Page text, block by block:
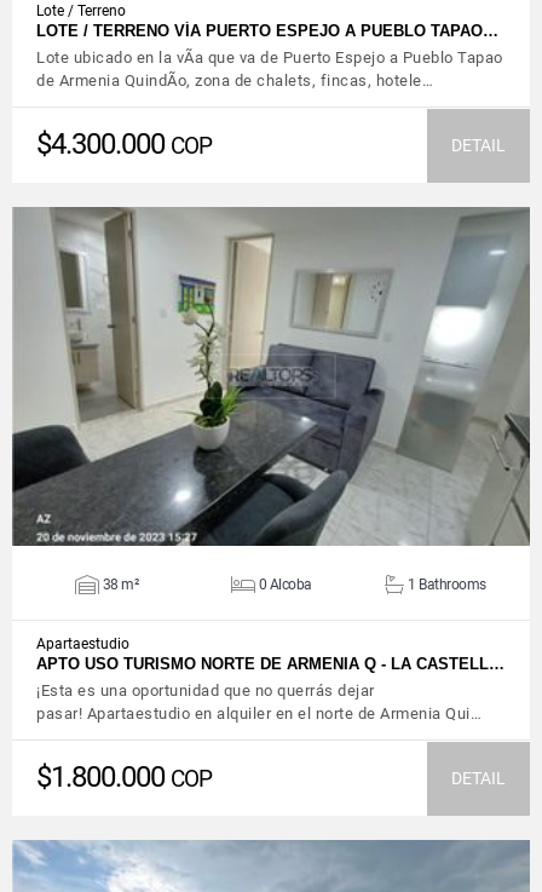
Lote / Terreno
LOTE / TERRENO VÍA PUERTO ESPEJO A PUEBLO TAPAO…
Lote ubicado en la vÃ­a que va de Puerto Espejo a Pueblo Tapao
de Armenia QuindÃ­o, zona de chalets, fincas, hotele…
$4.300.000 COP DETAIL
VIEW DETAILS
38 m² 0 Alcoba 1 Bathrooms
Apartaestudio
APTO USO TURISMO NORTE DE ARMENIA Q - LA CASTELL…
¡Esta es una oportunidad que no querrás dejar
pasar! Apartaestudio en alquiler en el norte de Armenia Qui…
$1.800.000 COP DETAIL